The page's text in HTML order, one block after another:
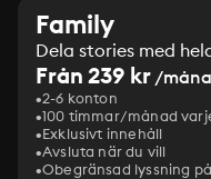
Family
Dela stories med
Från 239 kr/
2-6 konton
100 timmar/månad
Exklusivt innehåll
Avsluta när du vill
Obegränsad lyssning